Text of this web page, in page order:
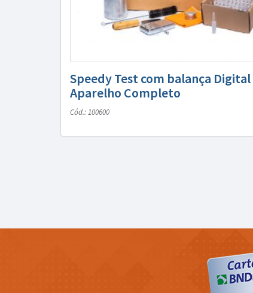
Speedy Test com balança Digital
Aparelho Completo
Cód.: 100600